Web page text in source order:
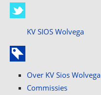
KV SIOS Wolvega
Over KV Sios Wolvega
Commissies